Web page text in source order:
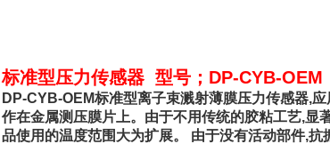
标准型压力传感器 型号；DP-CYB-OEM
DP-CYB-OEM标准型离子束溅射薄膜压力传感器,
作在金属测压膜片上。由于不用传统的胶粘工艺,显
品使用的温度范围大为扩展。 由于没有活动部件,抗